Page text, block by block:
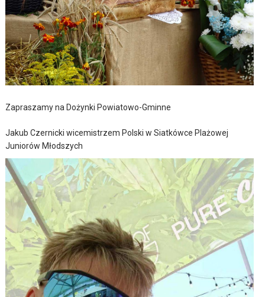
Zapraszamy na Dożynki Powiatowo-Gminne
Jakub Czernicki wicemistrzem Polski w Siatkówce Plażowej
Juniorów Młodszych